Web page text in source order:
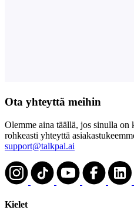
Ota yhteyttä meihin
Olemme aina täällä, jos sinulla on
rohkeasti yhteyttä
support@talkpal.ai
Kielet